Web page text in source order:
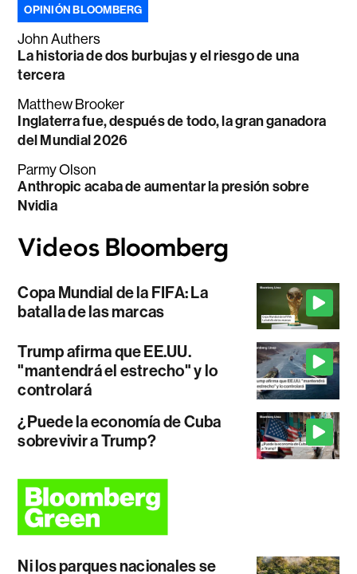
OPINIÓN BLOOMBERG
John Authers
La historia de dos burbujas y el riesgo de una
tercera
Matthew Brooker
Inglaterra fue, después de todo, la gran ganadora
del Mundial 2026
Parmy Olson
Anthropic acaba de aumentar la presión sobre
Nvidia
Copa Mundial de la FIFA: La
batalla de las marcas
Trump afirma que EE.UU.
"mantendrá el estrecho" y lo
controlará
¿Puede la economía de Cuba
sobrevivir a Trump?
Ni los parques nacionales se